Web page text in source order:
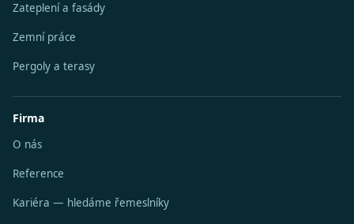
Zateplení a fasády
Zemní práce
Pergoly a terasy
Firma
O nás
Reference
Kariéra — hledáme řemeslníky